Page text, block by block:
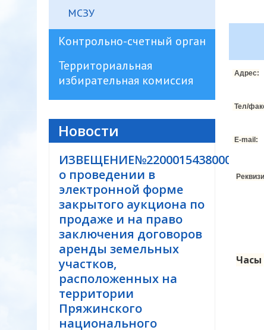
МСЗУ
Контрольно-счетный орган
Территориальная
избирательная комиссия
Новости
о проведении в
электронной форме
закрытого аукциона по
продаже и на право
заключения договоров
аренды земельных
участков,
расположенных на
территории
Пряжинского
национального
Адрес:
Тел/
E-mail:
Часы